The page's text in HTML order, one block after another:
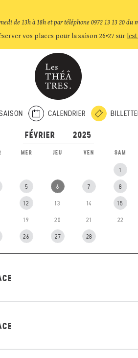
de 13h à 18h et par téléphone 0972 13 13 20 du
vos places pour la saison 26•27 sur
CALENDRIER
MER JEU VEN SAM
1
5 6 7 8
12 13 14 15
19 20 21 22
26 27 28